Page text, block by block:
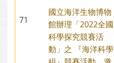
71
國立海洋生物博物
館辦理「2022全國
科學探究競賽活
動」之 『海洋科學